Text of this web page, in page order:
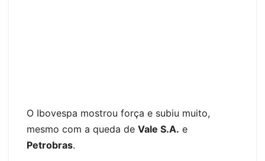
O Ibovespa mostrou força e subiu muito,
mesmo com a queda de Vale S.A. e
Petrobras.